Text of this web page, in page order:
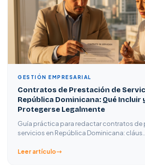
GESTIÓN EMPRESARIAL
Contratos de Prestación de
República Dominicana: Qué Incluir
Protegerse Legalmente
Guía práctica para redactar contratos de
servicios en República Dominicana: cláus…
Leer artículo